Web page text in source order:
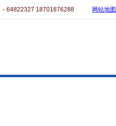
64822327 18701876288 网站地图